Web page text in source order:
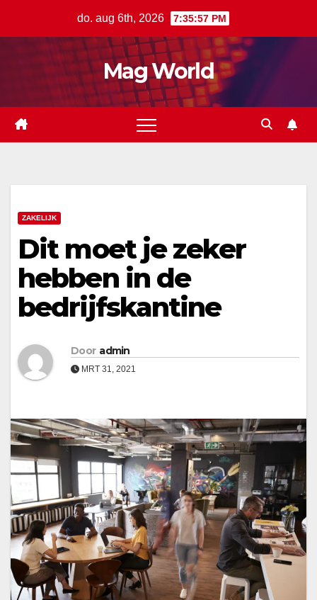
do. aug 6th, 2026 7:35:58 PM
Mag World
ZAKELIJK
Dit moet je zeker
hebben in de
bedrijfskantine
Door admin
MRT 31, 2021